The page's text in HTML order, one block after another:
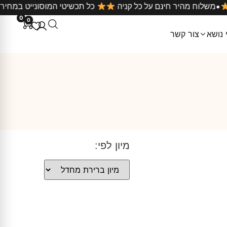
משלוח מהיר חינם על כל קניה כל תכשיטי •
0 0
נושא צור קשר
מיון לפי: